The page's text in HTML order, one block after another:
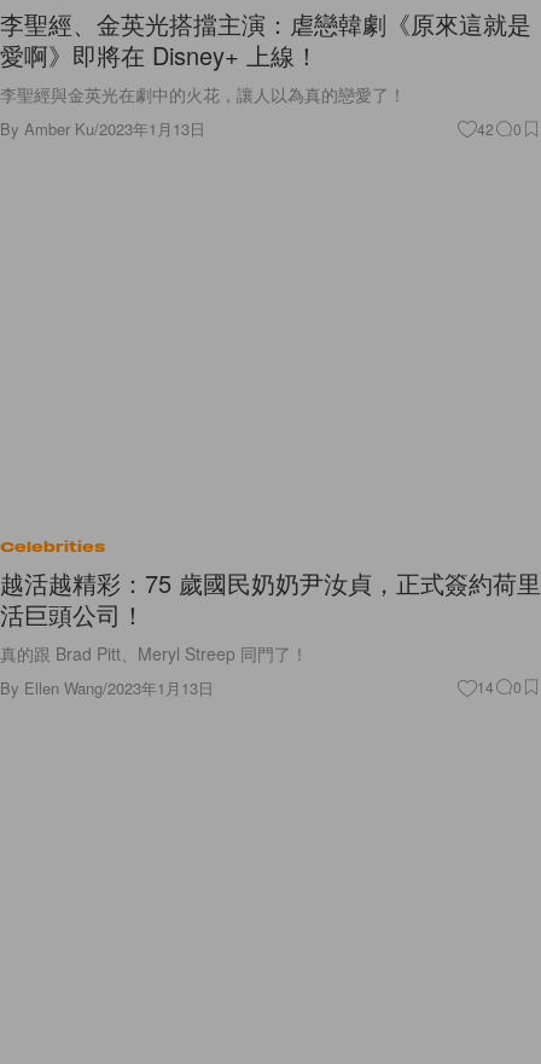
李聖經、金英光搭擋主演：虐戀韓劇《原來這就是
愛啊》即將在 Disney+ 上線！
李聖經與金英光在劇中的火花，讓人以為真的戀愛了！
By Amber Ku/2023年1月13日 42 0
Celebrities
越活越精彩：75 歲國民奶奶尹汝貞，正式簽約荷里
活巨頭公司！
真的跟 Brad Pitt、Meryl Streep 同門了！
By Ellen Wang/2023年1月13日 14 0